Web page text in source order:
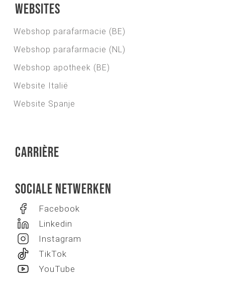
Websites
Webshop parafarmacie (BE)
Webshop parafarmacie (NL)
Webshop apotheek (BE)
Website Italië
Website Spanje
Carrière
Sociale netwerken
Facebook
Linkedin
Instagram
TikTok
YouTube